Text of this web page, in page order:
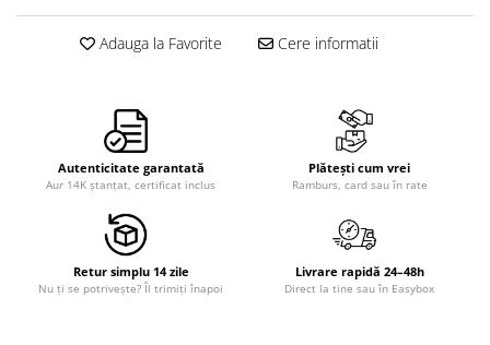
Adauga la Favorite Cere informatii
Autenticitate garantată
Aur 14K ștanțat, certificat inclus
Plătești cum vrei
Ramburs, card sau în rate
Retur simplu 14 zile
Nu ți se potrivește? Îl trimiți înapoi
Livrare rapidă 24–48h
Direct la tine sau în Easybox